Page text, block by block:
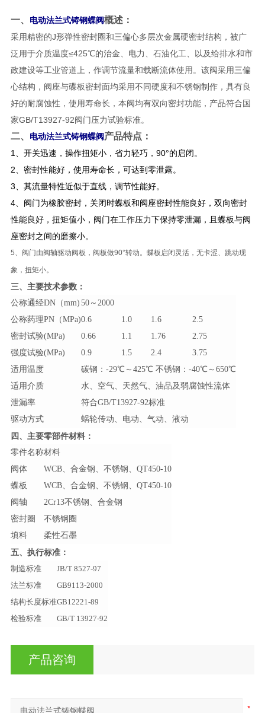
一、 电动法兰式铸钢蝶阀概述：
采用精密的J形弹性密封圈和三偏心多层次金属硬密封结构，被广
泛用于介质温度≤425℃的治金、电力、石油化工、以及给排水和市
政建设等工业管道上，作调节流量和载断流体使用。该阀采用三偏
心结构，阀座与碟板密封面均采用不同硬度和不锈钢制作，具有良
好的耐腐蚀性，使用寿命长，本阀均有双向密封功能，产品符合国
家GB/T13927-92阀门压力试验标准。
二、 电动法兰式铸钢蝶阀产品特点：
1、开关迅速，操作扭矩小，省力轻巧，90°的启闭。
2、密封性能好，使用寿命长，可达到零泄露。
3、其流量特性近似于直线，调节性能好。
4、阀门为橡胶密封，关闭时蝶板和阀座密封性能良好，双向密封
性能良好，扭矩值小，阀门在工作压力下保持零泄漏，且蝶板与阀
座密封之间的磨擦小。
5、阀门由阀轴驱动阀板，阀板做90°转动。蝶板启闭灵活，无卡涩、跳动现
象，扭矩小。
​三、主要技术参数：
公称通经DN（mm) 50～2000
公称药理PN（MPa)0.6 1.0 1.6
2.5
密封试验(MPa)
0.66 1.1 1.76
2.75
强度试验(MPa)
0.9 1.5 2.4
3.75
适用温度
碳钢：-29℃～425℃ 不锈钢：-40℃～650℃
适用介质
水、空气、天然气、油品及弱腐蚀性流体
泄漏率
符合GB/T13927-92标准
驱动方式
蜗轮传动、电动、气动、液动
​四、主要零部件材料：
零件名称材料
阀体
WCB、合金钢、不锈钢、QT450-10
蝶板
WCB、合金钢、不锈钢、QT450-10
阀轴
2Cr13不锈钢、合金钢
密封圈
不锈钢圈
填料
柔性石墨
五、​执行标准：
制造标准
JB/T 8527-97
法兰标准
GB9113-2000
结构长度标准GB12221-89
检验标准
GB/T 13927-92
产品咨询